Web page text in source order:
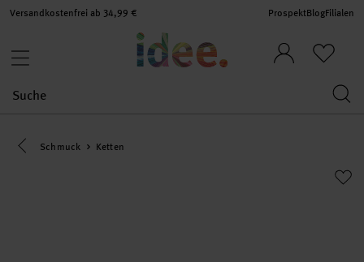
Versandkostenfrei ab 34,99 € ProspektBlogFilialen
Eine Kategorie zurück navigieren
Schmuck Ketten